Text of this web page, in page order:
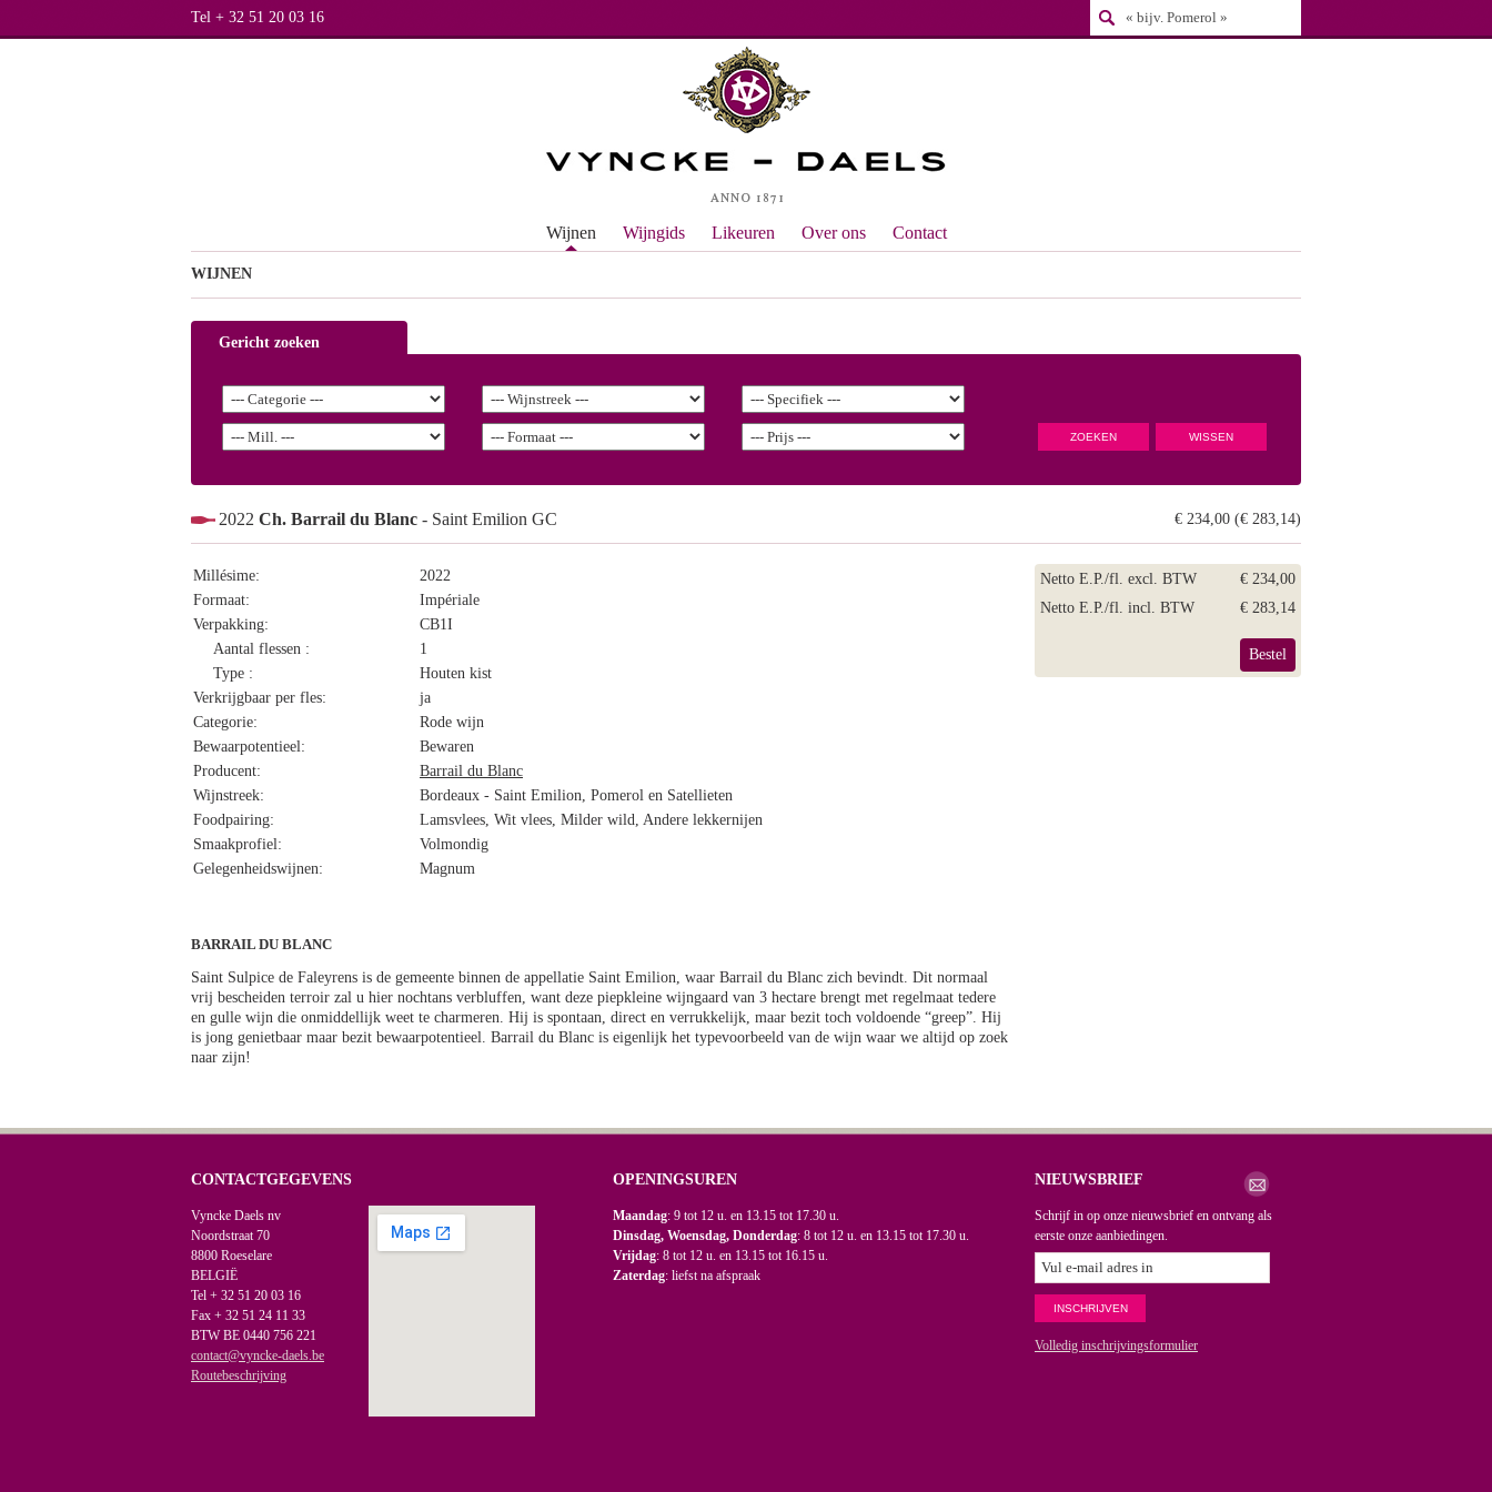
Tel + 32 51 20 03 16
Wijnen Wijngids Likeuren Over ons Contact
WIJNEN
Gericht zoeken
2022 Ch. Barrail du Blanc - Saint Emilion GC € 234,00 (€ 283,14)
Millésime:
2022
Formaat:
Impériale
Verpakking:
CB1I
Aantal flessen :
1
Type :
Houten kist
Verkrijgbaar per fles:
ja
Categorie:
Rode wijn
Bewaarpotentieel:
Bewaren
Producent:
Barrail du Blanc
Wijnstreek:
Bordeaux - Saint Emilion, Pomerol en Satellieten
Foodpairing:
Lamsvlees, Wit vlees, Milder wild, Andere lekkernijen
Smaakprofiel:
Volmondig
Gelegenheidswijnen:
Magnum
Netto E.P./fl. excl. BTW
€ 234,00
Netto E.P./fl. incl. BTW
€ 283,14
Bestel
BARRAIL DU BLANC
Saint Sulpice de Faleyrens is de gemeente binnen de appellatie Saint Emilion, waar Barrail du Blanc zich bevindt. Dit normaal
vrij bescheiden terroir zal u hier nochtans verbluffen, want deze piepkleine wijngaard van 3 hectare brengt met regelmaat tedere
en gulle wijn die onmiddellijk weet te charmeren. Hij is spontaan, direct en verrukkelijk, maar bezit toch voldoende “greep”. Hij
is jong genietbaar maar bezit bewaarpotentieel. Barrail du Blanc is eigenlijk het typevoorbeeld van de wijn waar we altijd op zoek
naar zijn!
CONTACTGEGEVENS
Vyncke Daels nv
Noordstraat 70
8800 Roeselare
BELGIË
Tel + 32 51 20 03 16
Fax + 32 51 24 11 33
BTW BE 0440 756 221
contact@vyncke-daels.be
Routebeschrijving
OPENINGSUREN
Maandag: 9 tot 12 u. en 13.15 tot 17.30 u.
Dinsdag, Woensdag, Donderdag: 8 tot 12 u. en 13.15 tot 17.30 u.
Vrijdag: 8 tot 12 u. en 13.15 tot 16.15 u.
Zaterdag: liefst na afspraak
NIEUWSBRIEF
Schrijf in op onze nieuwsbrief en ontvang als
eerste onze aanbiedingen.
Volledig inschrijvingsformulier